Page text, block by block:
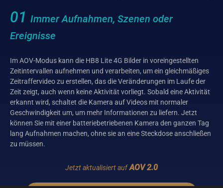
01Immer Aufnahmen, Szenen oder
Ereignisse
Im AOV-Modus kann die HB8 Lite 4G Bilder in voreingestellten
Zeitintervallen aufnehmen und verarbeiten, um ein gleichmäßiges
Zeitraffervideo zu erstellen, das die Veränderungen im Laufe der
Zeit zeigt, auch wenn keine Aktivität vorliegt. Sobald eine Aktivität
erkannt wird, schaltet die Kamera auf Videos mit normaler
Geschwindigkeit um, um mehr Informationen zu liefern. Jetzt
können Sie mit einer batteriebetriebenen Kamera den ganzen Tag
lang Aufnahmen machen, ohne sie an eine Steckdose anschließen
zu müssen.
Jetzt aktualisiert aufAOV 2.0